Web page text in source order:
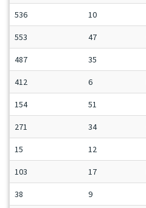
536 10
553 47
487 35
412 6
154 51
271 34
15 12
103 17
38 9